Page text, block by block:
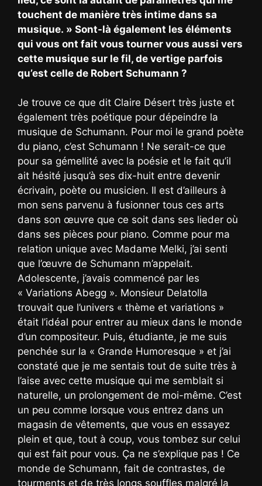
touchent de manière très intime dans sa
musique. » Sont-là également les éléments
qui vous ont fait vous tourner vous aussi vers
cette musique sur le fil, de vertige parfois
qu’est celle de Robert Schumann ?
Je trouve ce que dit Claire Désert très juste et
également très poétique pour dépeindre la
musique de Schumann. Pour moi le grand poète
du piano, c’est Schumann ! Ne serait-ce que
pour sa gémellité avec la poésie et le fait qu’il
ait hésité jusqu’à ses dix-huit entre devenir
écrivain, poète ou musicien. Il est d’ailleurs à
mon sens parvenu à fusionner tous ces arts
dans son œuvre que ce soit dans ses lieder où
dans ses pièces pour piano. Comme pour ma
relation unique avec Madame Melki, j’ai senti
que l’œuvre de Schumann m’appelait.
Adolescente, j’avais commencé par les
« Variations Abegg ». Monsieur Delatolla
trouvait que l’univers « thème et variations »
était l’idéal pour entrer au mieux dans le monde
d’un compositeur. Puis, étudiante, je me suis
penchée sur la « Grande Humoresque » et j’ai
constaté que je me sentais tout de suite très à
l’aise avec cette musique qui me semblait si
naturelle, un prolongement de moi-même. C’est
un peu comme lorsque vous entrez dans un
magasin de vêtements, que vous en essayez
plein et que, tout à coup, vous tombez sur celui
qui est fait pour vous. Ça ne s’explique pas ! Ce
monde de Schumann, fait de contrastes, de
tourments et de très longs souffles malgré la